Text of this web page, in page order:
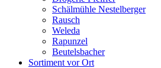
Schälmühle Nestelberger
Rausch
Weleda
Rapunzel
Beutelsbacher
Sortiment vor Ort